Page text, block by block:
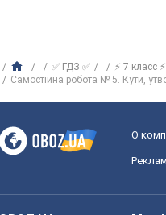
✅ ГДЗ ✅ ⚡ 7 класс ⚡
Самостійна робота № 5. Кути,
О